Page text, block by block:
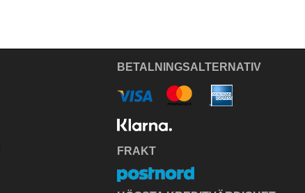
BETALNINGSALTERNATIV
FRAKT